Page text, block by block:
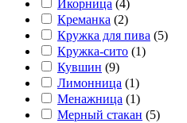
Икорница (4)
Креманка (2)
Кружка для пива (5)
Кружка-сито (1)
Кувшин (9)
Лимонница (1)
Менажница (1)
Мерный стакан (5)